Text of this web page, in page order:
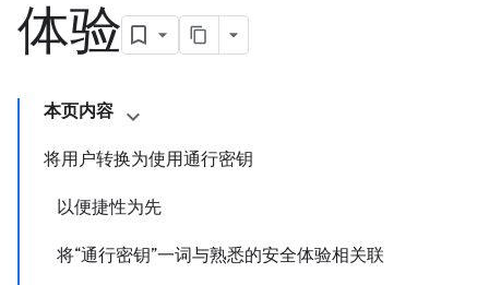
体验
本页内容
将用户转换为使用通行密钥
以便捷性为先
将“通行密钥”一词与熟悉的安全体验相关联